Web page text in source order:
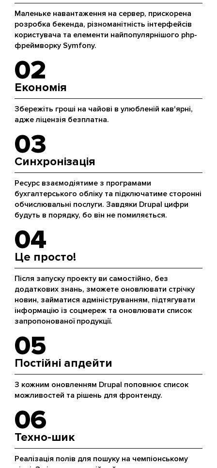
Маленьке навантаження на сервер, прискорена
розробка бекенда, різноманітність інтерфейсів
користувача та елементи найпопулярнішого php-
фреймворку Symfony.
02
Економія
Збережіть гроші на чайові в улюбленій кав'ярні,
адже ліцензія безплатна.
03
Синхронізація
Ресурс взаємодіятиме з програмами
бухгалтерського обліку та підключатиме сторонні
обчислювальні послуги. Завдяки Drupal цифри
будуть в порядку, бо він не помиляється.
04
Це просто!
Після запуску проекту ви самостійно, без
додаткових знань, зможете оновлювати стрічку
новин, займатися адмініструванням, підтягувати
інформацію із соцмереж та оновлювати список
запропонованої продукції.
05
Постійні апдейти
З кожним оновленням Drupal поповнює список
можливостей та рішень для фронтенду.
06
Техно-шик
Реалізація полів для пошуку на чемпіонському